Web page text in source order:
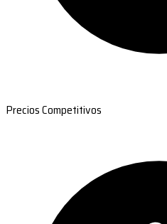
Precios Competitivos